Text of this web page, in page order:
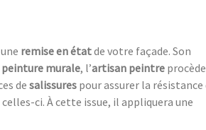
remise en étatde votre façade. Son
peinture murale, l’artisan peintre procède
de salissures pour assurer la résistance
celles-ci. À cette issue, il appliquera une